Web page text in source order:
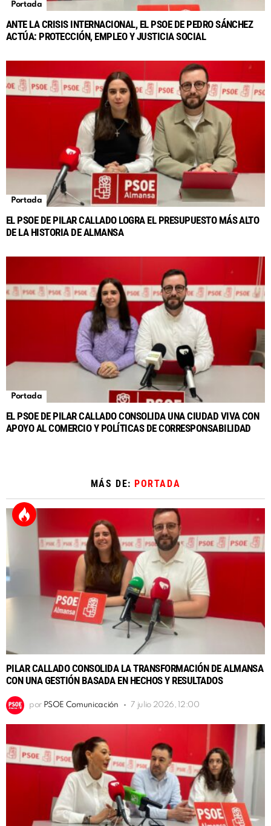
Portada
ANTE LA CRISIS INTERNACIONAL, EL PSOE DE PEDRO SÁNCHEZ
ACTÚA: PROTECCIÓN, EMPLEO Y JUSTICIA SOCIAL
Portada
EL PSOE DE PILAR CALLADO LOGRA EL PRESUPUESTO MÁS ALTO
DE LA HISTORIA DE ALMANSA
Portada
EL PSOE DE PILAR CALLADO CONSOLIDA UNA CIUDAD VIVA CON
APOYO AL COMERCIO Y POLÍTICAS DE CORRESPONSABILIDAD
MÁS DE: PORTADA
PILAR CALLADO CONSOLIDA LA TRANSFORMACIÓN DE ALMANSA
CON UNA GESTIÓN BASADA EN HECHOS Y RESULTADOS
por PSOE Comunicación 7 julio 2026, 12:00